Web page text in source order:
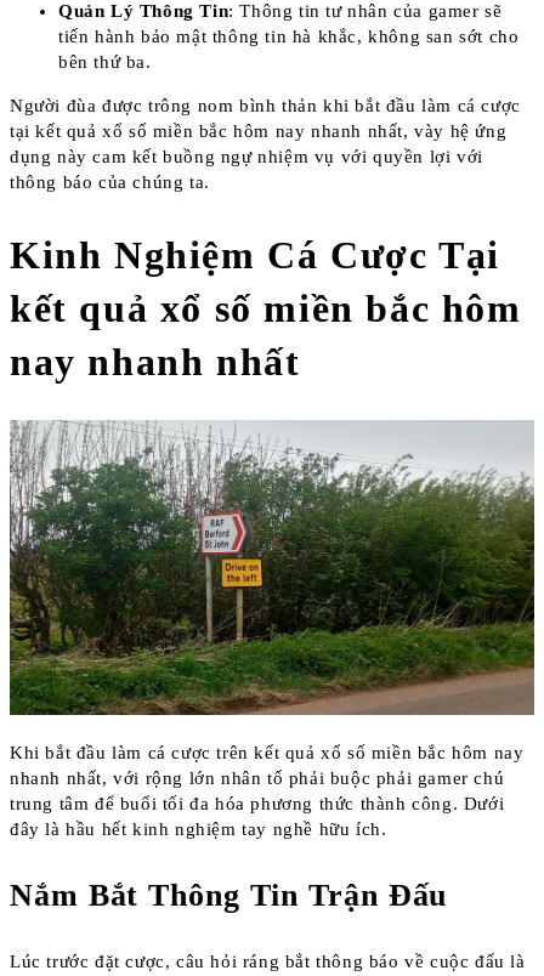
Quản Lý Thông Tin: Thông tin tư nhân của gamer sẽ
tiến hành bảo mật thông tin hà khắc, không san sớt cho
bên thứ ba.
Người đùa được trông nom bình thản khi bắt đầu làm cá cược
tại kết quả xổ số miền bắc hôm nay nhanh nhất, vày hệ ứng
dụng này cam kết buồng ngự nhiệm vụ với quyền lợi với
thông báo của chúng ta.
Kinh Nghiệm Cá Cược Tại
kết quả xổ số miền bắc hôm
nay nhanh nhất
Khi bắt đầu làm cá cược trên kết quả xổ số miền bắc hôm nay
nhanh nhất, với rộng lớn nhân tố phải buộc phải gamer chú
trung tâm để buổi tối đa hóa phương thức thành công. Dưới
đây là hầu hết kinh nghiệm tay nghề hữu ích.
Nắm Bắt Thông Tin Trận Đấu
Lúc trước đặt cược, câu hỏi ráng bắt thông báo về cuộc đấu là